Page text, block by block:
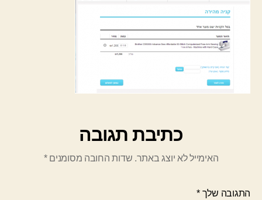
כתיבת תגובה
האימייל לא יוצג באתר. שדות החובה מסומנים*
התגובה שלך*